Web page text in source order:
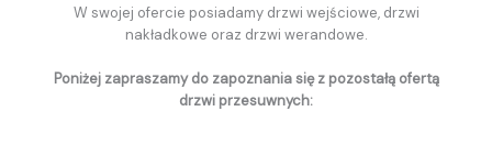
W swojej ofercie posiadamy drzwi wejściowe, drzwi
nakładkowe oraz drzwi werandowe.
Poniżej zapraszamy do zapoznania się z pozostałą ofertą
drzwi przesuwnych: